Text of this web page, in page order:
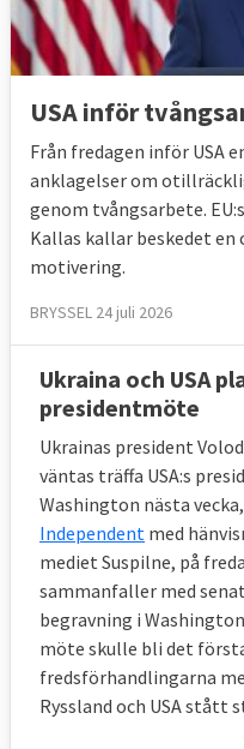
USA inför
Från fredagen inför USA
anklagelser om
genom tvångsarbete.
Kallas kallar beskedet en
motivering.
BRYSSEL 24 juli 2026
Ukraina och USA
presidentmöte
Ukrainas president
väntas träffa USA:s
Washington nästa vecka,
Independent med
mediet Suspilne, på
sammanfaller med
begravning i
möte skulle bli det
fredsförhandlingarna
Ryssland och USA stått